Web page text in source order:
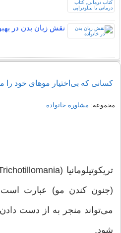
نقش زبان بدن در
کسانی که بی‌اختیار موهای خود را
مجموعه: مشاوره خانواده
(جنون کندن مو) عبارت
می‌تواند منجر به از دست
شود.